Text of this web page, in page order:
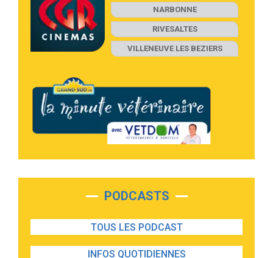
NARBONNE
RIVESALTES
VILLENEUVE LES BEZIERS
PODCASTS
TOUS LES PODCAST
INFOS QUOTIDIENNES